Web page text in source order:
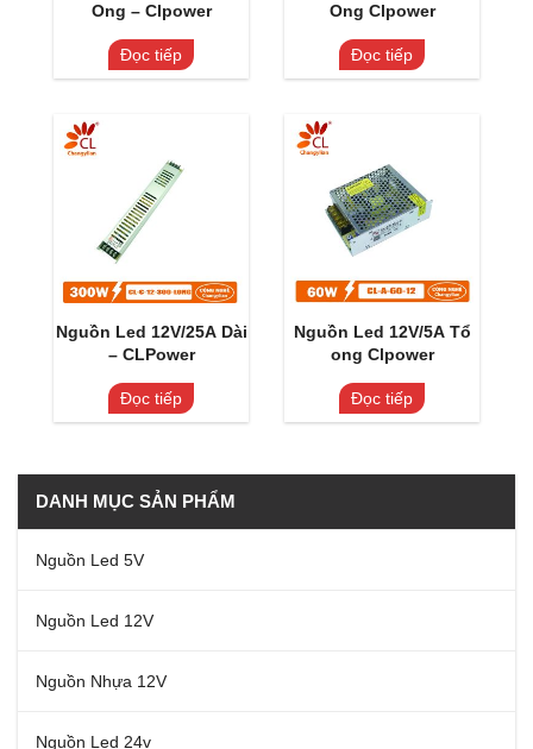
Ong – Clpower
Đọc tiếp
Ong Clpower
Đọc tiếp
Nguồn Led 12V/25A Dài
– CLPower
Đọc tiếp
Nguồn Led 12V/5A Tổ
ong Clpower
Đọc tiếp
DANH MỤC SẢN PHẨM
Nguồn Led 5V
Nguồn Led 12V
Nguồn Nhựa 12V
Nguồn Led 24v